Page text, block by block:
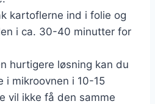
kartoflerne ind i folie og
i ca. 30-40 minutter for
hurtigere løsning kan du
i mikroovnen i 10-15
vil ikke få den samme